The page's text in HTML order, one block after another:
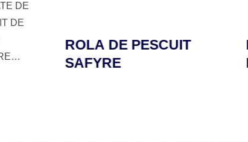
DE
DE
ROLA DE PESCUIT
SAFYRE